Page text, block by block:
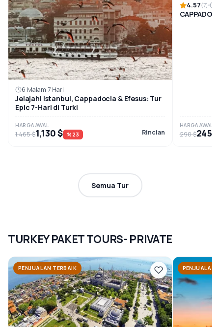
6 Malam 7 Hari
Jelajahi Istanbul, Cappadocia & Efesus: Tur
Epic 7-Hari di Turki
HARGA AWAL
1,465 $1,130 $ %23 Rincian
4.57(7)
HARGA AWAL
290 $245 $
Semua Tur
TURKEY PAKET TOURS- PRIVATE
PENJUALAN TERBAIK PENJUALAN